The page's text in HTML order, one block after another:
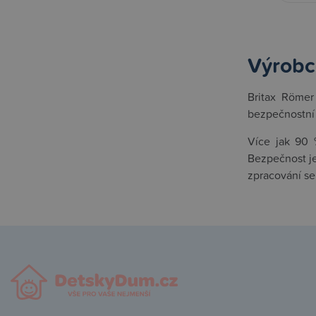
Britax
Více jak 90
Bezpečnost
zpracování